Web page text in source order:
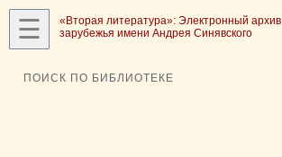
☰
«Вторая литература»: Электронный архив
зарубежья имени Андрея Синявского
ПОИСК ПО БИБЛИОТЕКЕ